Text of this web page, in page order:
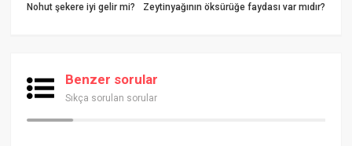
Nohut şekere iyi gelir mi? Zeytinyağının öksürüğe faydası var mıdır?
Benzer sorular
Sıkça sorulan sorular